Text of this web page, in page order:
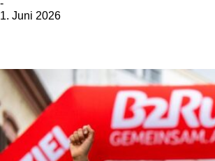
-
1. Juni 2026